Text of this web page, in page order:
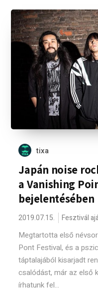
tixa
Japán noise
a Vanishing
bejelentésében
2019.07.15. Fesztivál
Megtartotta első
Pont Festival, és a
táptalajából kisarjadt
csalódást, már az első
írhatunk fel...